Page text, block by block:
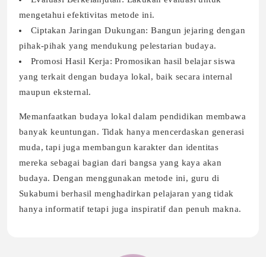
mengetahui efektivitas metode ini.
Ciptakan Jaringan Dukungan: Bangun jejaring dengan
pihak-pihak yang mendukung pelestarian budaya.
Promosi Hasil Kerja: Promosikan hasil belajar siswa
yang terkait dengan budaya lokal, baik secara internal
maupun eksternal.
Memanfaatkan budaya lokal dalam pendidikan membawa
banyak keuntungan. Tidak hanya mencerdaskan generasi
muda, tapi juga membangun karakter dan identitas
mereka sebagai bagian dari bangsa yang kaya akan
budaya. Dengan menggunakan metode ini, guru di
Sukabumi berhasil menghadirkan pelajaran yang tidak
hanya informatif tetapi juga inspiratif dan penuh makna.